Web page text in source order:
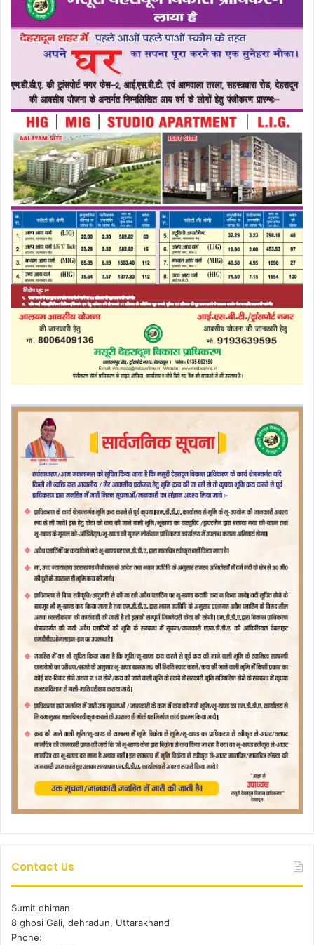
Contact Us
Sumit dhiman
8 ghosi Gali, dehradun, Uttarakhand
Phone: